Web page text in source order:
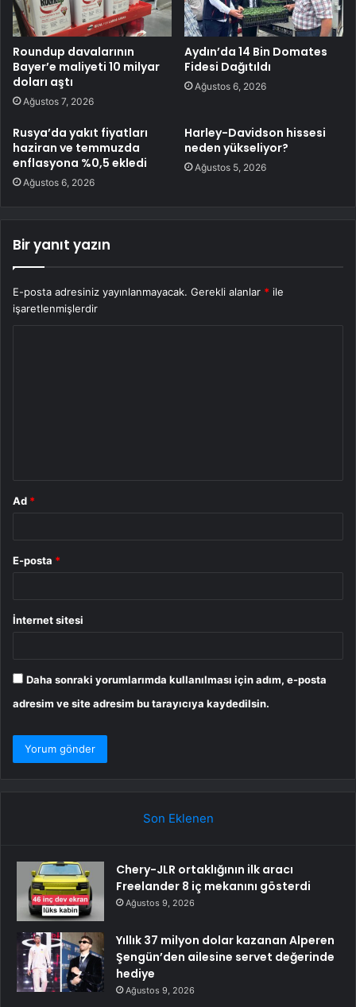
Roundup davalarının
Bayer’e maliyeti 10 milyar
doları aştı
Ağustos 7, 2026
Aydın’da 14 Bin Domates
Fidesi Dağıtıldı
Ağustos 6, 2026
Rusya’da yakıt fiyatları
haziran ve temmuzda
enflasyona %0,5 ekledi
Ağustos 6, 2026
Harley-Davidson hissesi
neden yükseliyor?
Ağustos 5, 2026
Bir yanıt yazın
E-posta adresiniz yayınlanmayacak. Gerekli alanlar * ile
işaretlenmişlerdir
Ad *
E-posta *
İnternet sitesi
Daha sonraki yorumlarımda kullanılması için adım, e-posta
adresim ve site adresim bu tarayıcıya kaydedilsin.
Son Eklenen
Chery-JLR ortaklığının ilk aracı
Freelander 8 iç mekanını gösterdi
Ağustos 9, 2026
Yıllık 37 milyon dolar kazanan Alperen
Şengün’den ailesine servet değerinde
hediye
Ağustos 9, 2026